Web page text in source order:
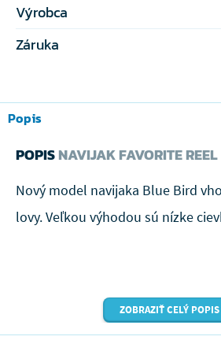
Výrobca
Záruka
Popis
POPISNAVIJAK FAVORITE
Nový model navijaka Blue Bird
lovy. Veľkou výhodou sú nízke
ZOBRAZIŤ CELÝ POPIS